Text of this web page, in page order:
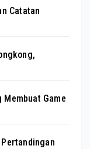
Catatan
Game